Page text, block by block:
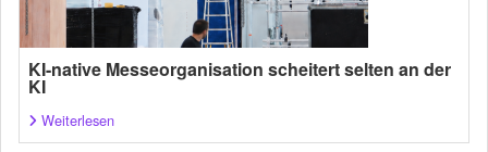
KI-native Messeorganisation scheitert selten an der
KI
Weiterlesen